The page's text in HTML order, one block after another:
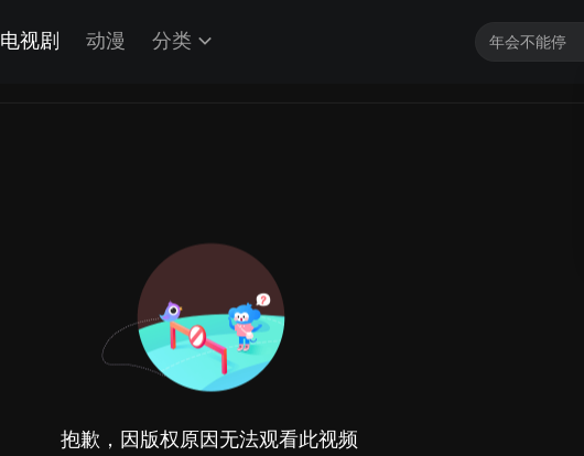
电视剧 动漫 分类
抱歉，因版权原因无法观看此视频